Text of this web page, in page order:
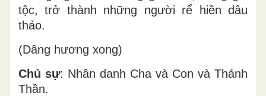
tộc, trở thành những người rể hiền dâu
thảo.
(Dâng hương xong)
Chủ sự: Nhân danh Cha và Con và Thánh
Thần.